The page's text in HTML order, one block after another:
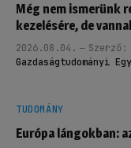
Még nem ismerünk
kezelésére, de
2026.08.04. Szerző:
Gazdaságtudományi
TUDOMÁNY
Európa lángokban: